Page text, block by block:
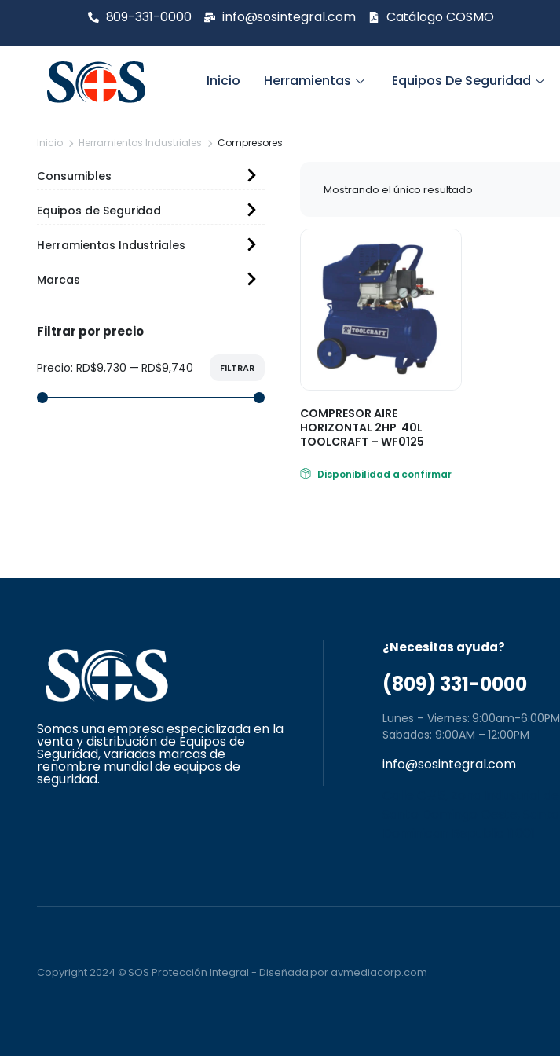
809-331-0000 info@sosintegral.com Catálogo COSMO
Inicio Herramientas Equipos De Seguridad
Inicio Herramientas Industriales Compresores
Mostrando el único resultado
COMPRESOR AIRE
HORIZONTAL 2HP 40L
TOOLCRAFT – WF0125
Disponibilidad a confirmar
Consumibles
Equipos de Seguridad
Herramientas Industriales
Marcas
Filtrar por precio
FILTRAR
Precio: RD$9,730 —RD$9,740
Somos una empresa especializada en la
venta y distribución de Equipos de
Seguridad, variadas marcas de
renombre mundial de equipos de
seguridad.
¿Necesitas ayuda?
(809) 331-0000
Lunes – Viernes: 9:00am-6:00PM
Sabados: 9:00AM – 12:00PM
info@sosintegral.com
Copyright 2024 © SOS Protección Integral - Diseñada por avmediacorp.com